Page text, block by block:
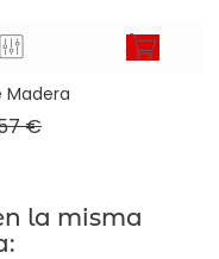
Madera
€Precio
la misma